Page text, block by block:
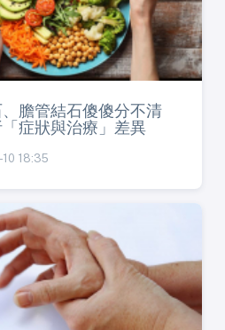
、膽管結石傻傻分不清
症狀與治療」差異
18:35